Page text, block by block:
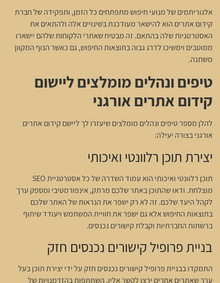
אלגוריתמים של מנועי חיפוש מתפתחים כל הזמן, ותפקידה של חברת
קידום אתרים הוא להישאר מעודכנת בשינויים אלה ולהתאים את
האסטרטגיות שלה בהתאם. זה מבטיח שאתרי הלקוחות שלהם יישארו
ממוטבים וימשיכו לדרג גבוה בתוצאות החיפוש, גם כאשר הנוף המקוון
משתנה.
טיפים ונהלים מומלצים ליישום
קידום אתרים אורגני
להלן מספר טיפים ונהלים מומלצים שיעזרו לך ליישם קידום אתרים
אורגני בצורה יעילה:
יצירת תוכן רלוונטי ואיכותי
תוכן רלוונטי ואיכותי הוא עמוד השדרה של כל אסטרטגיית SEO
מוצלחת. ודאו שהתוכן באתר שלכם מרתק, אינפורמטיבי ומספק ערך
לקהל היעד שלכם. זה לא רק ישפר את הנראות של האתר שלכם
בתוצאות החיפוש אלא גם ישפר את חוויית המשתמש ויעודד שיתוף
ברשתות החברתיות וקבלת קישורים נכנסים.
בניית פרופיל קישורים נכנסים חזק
התמקדו בבניית פרופיל קישורים נכנסים חזק על ידי יצירת תוכן בעל
ערך שאתרים אחרים ירצו לקשר אליו, השתתפות בהזדמנויות של